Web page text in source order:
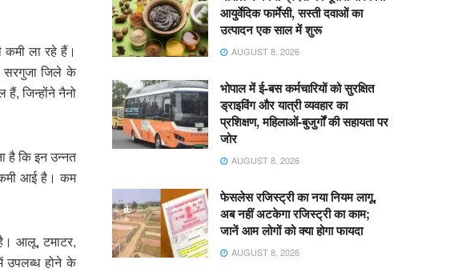
ला रहे हैं।
सरगुजा जिले के
जिन्होंने नैनो
है कि इन उन्नत
कमी आई है। कम
है। आलू, टमाटर,
उपलब्ध होने के
आयुर्वेदिक फार्मेसी, सस्ती दवाओं का
उत्पादन एक साल में शुरू
AUGUST 8, 2026
भोपाल में ई-बस कर्मचारियों को सुरक्षित
ड्राइविंग और यात्री व्यवहार का
प्रशिक्षण, महिलाओं-बुजुर्गों की सहायता पर
जोर
AUGUST 8, 2026
फेसलेस रजिस्ट्री का नया नियम लागू,
अब नहीं अटकेगा रजिस्ट्री का काम;
जानें आम लोगों को क्या होगा फायदा
AUGUST 8, 2026